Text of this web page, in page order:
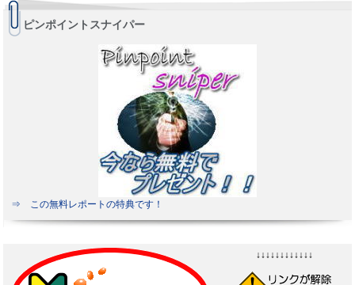
ピンポイントスナイパー
⇒ この無料レポートの特典です！
↓↓↓↓↓↓↓↓↓↓↓↓